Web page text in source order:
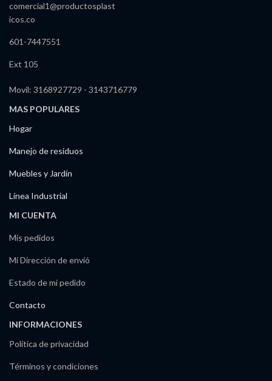
comercial1@productosplast
icos.co
601-7447551
Ext 105
Movil: 3168927729 - 3143716779
MAS POPULARES
Hogar
Manejo de residuos
Muebles y Jardín
Línea Industrial
MI CUENTA
Mis pedidos
Mi Dirección de envió
Estado de mi pedido
Contacto
INFORMACIONES
Política de privacidad
Términos y condiciones